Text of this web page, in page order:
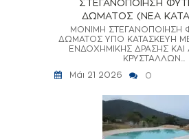
ΣΤΕΓΑΝΟΠΟΙΗΣΗ
ΔΩΜΑΤΟΣ (ΝΕΑ
ΜΟΝΙΜΗ ΣΤΕΓΑΝΟΠΟΙΗΣΗ
ΔΩΜΑΤΟΣ ΥΠΟ ΚΑΤΑΣΚΕΥΗ
ΕΝΔΟΧΗΜΙΚΗΣ ΔΡΑΣΗΣ ΚΑΙ
ΚΡΥΣΤΑΛΛΩΝ...
Μάι 21 2026
0